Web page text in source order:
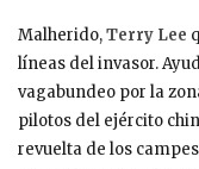
Malherido,Terry Lee
líneas del invasor.
vagabundeo por la
pilotos del ejército
revuelta de los